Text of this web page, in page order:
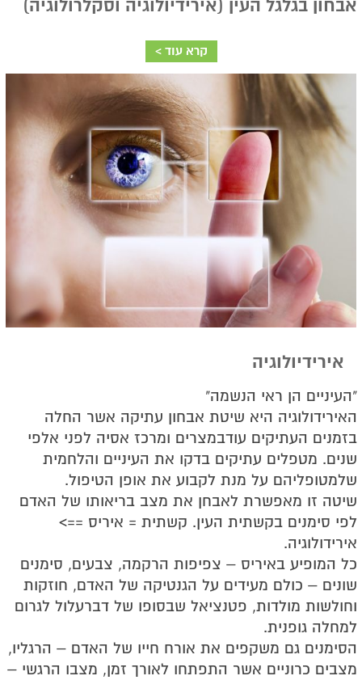
"העיניים הן ראי הנשמה"
האירידולוגיה היא שיטת אבחון עתיקה אשר החלה
בזמנים העתיקים עודבמצרים ומרכז אסיה לפני אלפי
שנים. מטפלים עתיקים בדקו את העיניים והלחמית
שלמטופליהם על מנת לקבוע את אופן הטיפול.
שיטה זו מאפשרת לאבחן את מצב בריאותו של האדם
לפי סימנים בקשתית העין. קשתית = איריס ==>
אירידולוגיה.
כל המופיע באיריס – צפיפות הרקמה, צבעים, סימנים
שונים – כולם מעידים על הגנטיקה של האדם, חוזקות
וחולשות מולדות, פטנציאל שבסופו של דברעלול לגרום
למחלה גופנית.
הסימנים גם משקפים את אורח חייו של האדם – הרגליו,
מצבים כרוניים אשר התפתחו לאורך זמן, מצבו הרגשי –
אירידיולוגיה
אבחון בגלגל העין (אירידיולוגיה וסקלרולוגיה)
קרא עוד >